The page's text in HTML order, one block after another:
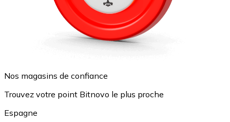
Nos magasins de confiance
Trouvez votre point Bitnovo le plus proche
Espagne